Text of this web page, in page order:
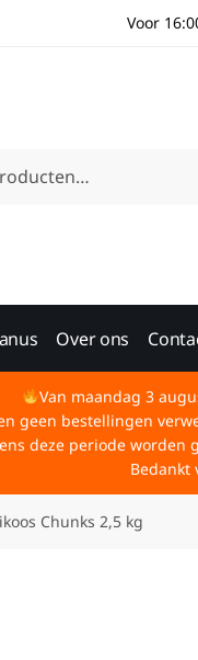
Voor
Over ons
Van maandag 3
geen bestellingen
deze periode worden
Bedankt
Chunks 2,5 kg